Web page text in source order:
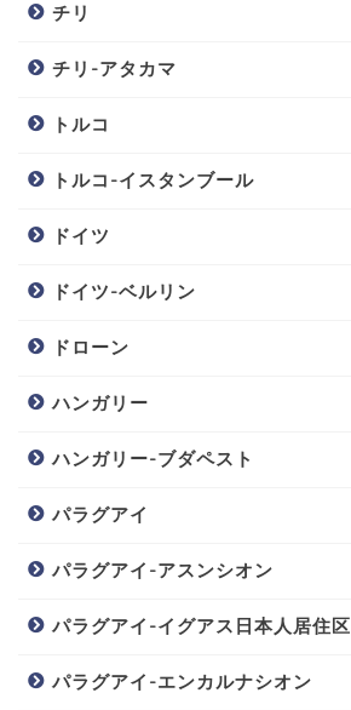
チリ
チリ-アタカマ
トルコ
トルコ-イスタンブール
ドイツ
ドイツ-ベルリン
ドローン
ハンガリー
ハンガリー-ブダペスト
パラグアイ
パラグアイ-アスンシオン
パラグアイ-イグアス日本人居住区
パラグアイ-エンカルナシオン